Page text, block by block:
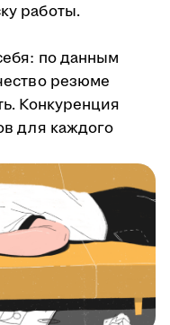
работы.
по данным
резюме
Конкуренция
для каждого